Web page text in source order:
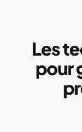
Les
pour